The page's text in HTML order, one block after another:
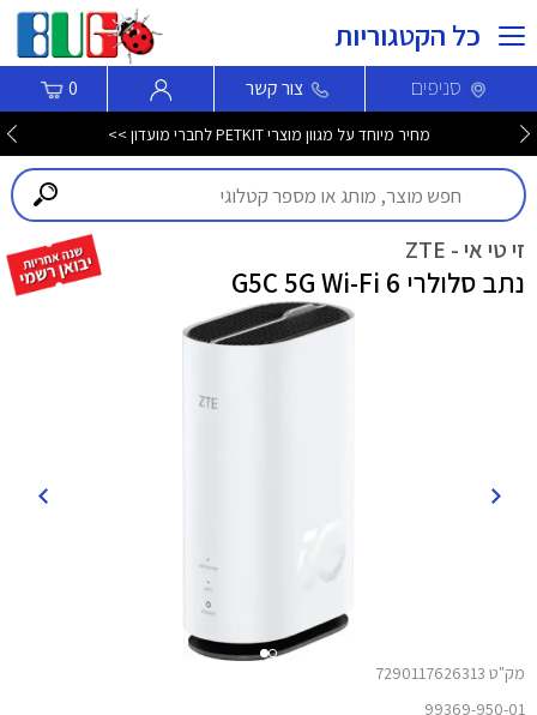
כל הקטגוריות
סניפים צור קשר 0
מחיר מיוחד על מגוון מוצרי PETKIT לחברי מועדון >>
זי טי אי - ZTE
נתב סלולרי G5C 5G Wi-Fi 6
מק"ט 7290117626313
99369-950-01